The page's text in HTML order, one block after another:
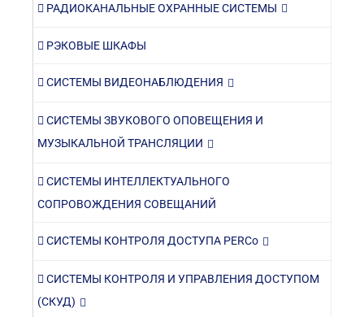
РАДИОКАНАЛЬНЫЕ ОХРАННЫЕ СИСТЕМЫ
РЭКОВЫЕ ШКАФЫ
СИСТЕМЫ ВИДЕОНАБЛЮДЕНИЯ
СИСТЕМЫ ЗВУКОВОГО ОПОВЕЩЕНИЯ И
МУЗЫКАЛЬНОЙ ТРАНСЛЯЦИИ
СИСТЕМЫ ИНТЕЛЛЕКТУАЛЬНОГО
СОПРОВОЖДЕНИЯ СОВЕЩАНИЙ
СИСТЕМЫ КОНТРОЛЯ ДОСТУПА PERCo
СИСТЕМЫ КОНТРОЛЯ И УПРАВЛЕНИЯ ДОСТУПОМ
(СКУД)